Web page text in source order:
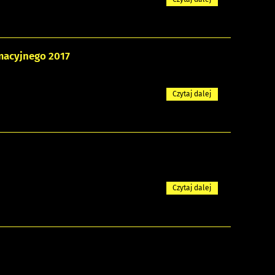
2017
Czytaj dalej
Czytaj dalej